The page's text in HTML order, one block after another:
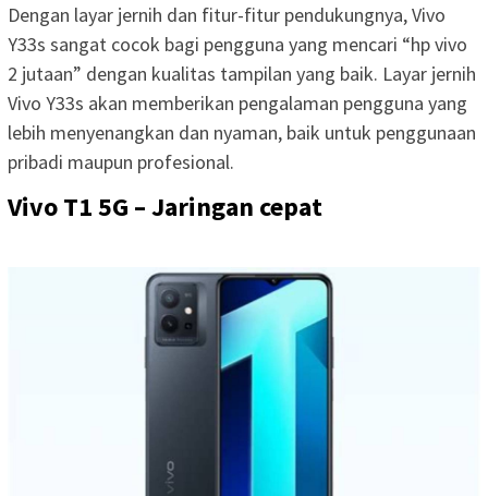
Dengan layar jernih dan fitur-fitur pendukungnya, Vivo
Y33s sangat cocok bagi pengguna yang mencari “hp vivo
2 jutaan” dengan kualitas tampilan yang baik. Layar jernih
Vivo Y33s akan memberikan pengalaman pengguna yang
lebih menyenangkan dan nyaman, baik untuk penggunaan
pribadi maupun profesional.
Vivo T1 5G – Jaringan cepat